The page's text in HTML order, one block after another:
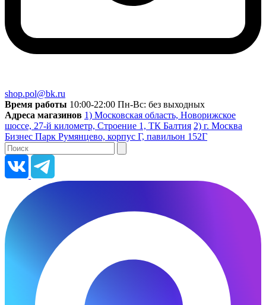
shop.pol@bk.ru
Время работы 10:00-22:00 Пн-Вс: без выходных
Адреса магазинов 1) Московская область, Новорижское
шоссе, 27-й километр, Строение 1, ТК Балтия 2) г. Москва
Бизнес Парк Румянцево, корпус Г, павильон 152Г